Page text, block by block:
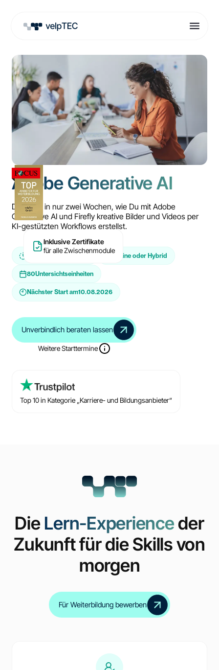
Inklusive Zertifikate
für alle Zwischenmodule
Adobe Generative AI
Du lernst in nur zwei Wochen, wie Du mit Adobe
Generative AI und Firefly kreative Bilder und Videos per
KI-gestützten Workflows erstellst.
In Teilzeit oder Vollzeit Online oder Hybrid
80Untersichtseinheiten
Nächster Start am10.08.2026
Unverbindlich beraten lassen
Weitere Starttermine
Top 10 in Kategorie „Karriere- und Bildungsanbieter“
DieLern-Experienceder
Zukunft für die Skills von
morgen
Für Weiterbildung bewerben